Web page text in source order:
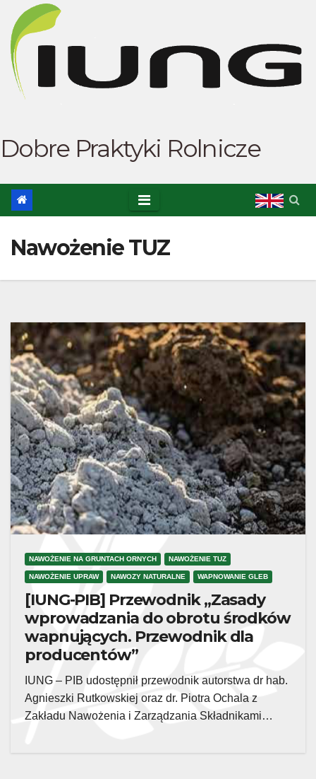
content
Dobre Praktyki Rolnicze
Nawożenie TUZ
NAWOŻENIE NA GRUNTACH ORNYCH NAWOŻENIE TUZ
NAWOŻENIE UPRAW NAWOZY NATURALNE WAPNOWANIE GLEB
[IUNG-PIB] Przewodnik „Zasady
wprowadzania do obrotu środków
wapnujących. Przewodnik dla
producentów”
IUNG – PIB udostępnił przewodnik autorstwa dr hab.
Agnieszki Rutkowskiej oraz dr. Piotra Ochala z
Zakładu Nawożenia i Zarządzania Składnikami…